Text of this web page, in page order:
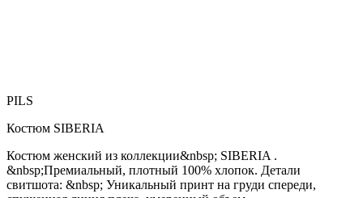
PILS
Костюм SIBERIA
Костюм женский из коллекции&nbsp; SIBERIA .
&nbsp;Премиальный, плотный 100% хлопок. Детали
свитшота: &nbsp; Уникальный принт на груди спереди,